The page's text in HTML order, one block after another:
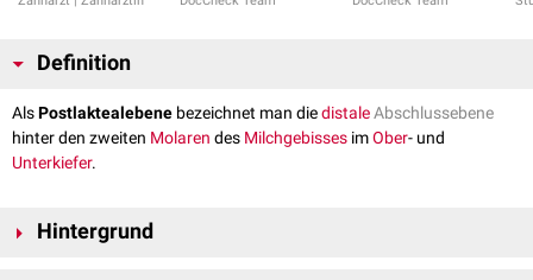
Definition
AlsPostlaktealebene bezeichnet man diedistaleAbschlussebene
hinter den zweiten Molaren des Milchgebisses imOber- und
Unterkiefer.
Hintergrund